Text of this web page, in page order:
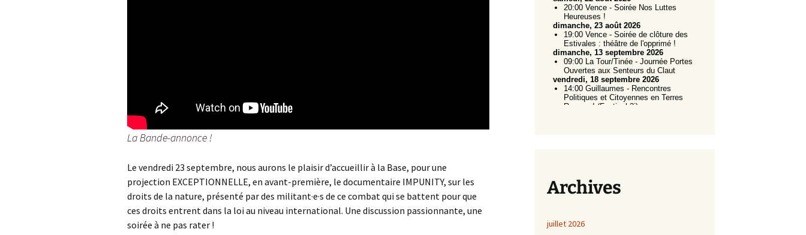
La Bande-annonce !
Le vendredi 23 septembre, nous aurons le plaisir d’accueillir à la Base, pour une
projection EXCEPTIONNELLE, en avant-première, le documentaire IMPUNITY, sur les
droits de la nature, présenté par des militant·e·s de ce combat qui se battent pour que
ces droits entrent dans la loi au niveau international. Une discussion passionnante, une
soirée à ne pas rater !
Archives
juillet 2026